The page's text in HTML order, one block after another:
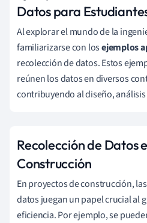
Datos para
Al explorar el mundo de la
familiarizarse con losejemplos
recolección de datos. Estos
reúnen los datos en diversos
contribuyendo al diseño,
Recolección de Datos
Construcción
En proyectos de construcción,
datos juegan un papel crucial al
eficiencia. Por ejemplo, se